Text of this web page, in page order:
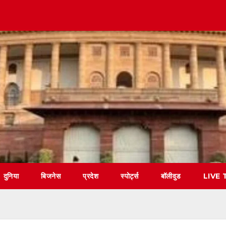
दुनिया बिजनेस प्रदेश स्पोर्ट्स बॉलीवुड LIVE